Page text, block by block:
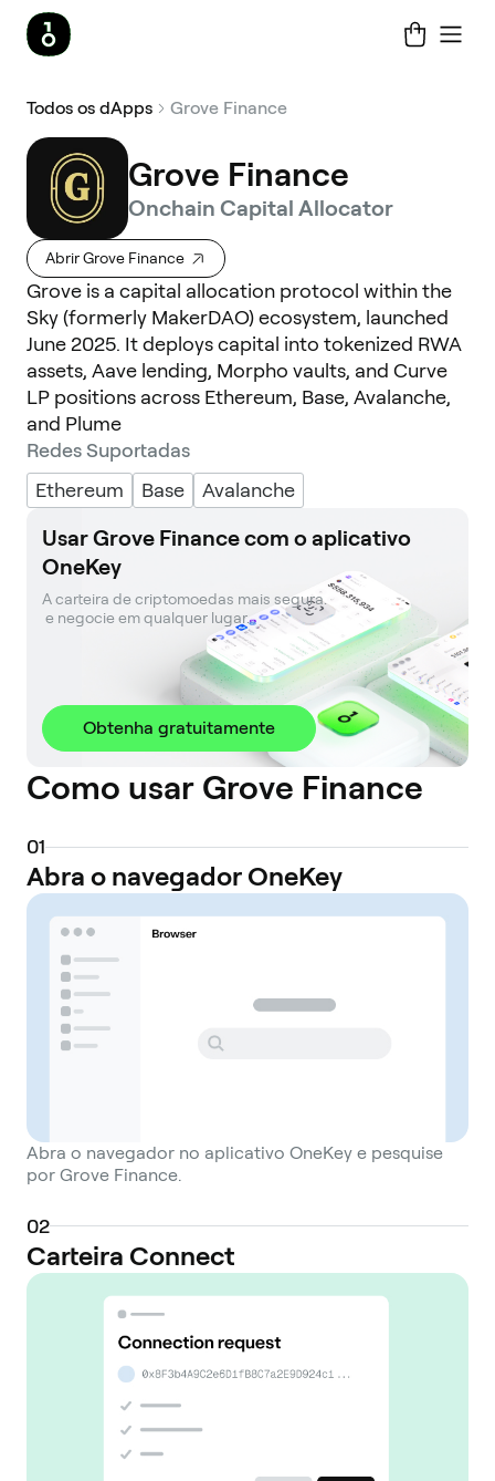
Todos os dApps Grove Finance
Grove Finance
Onchain Capital Allocator
Abrir Grove Finance
Grove is a capital allocation protocol within the
Sky (formerly MakerDAO) ecosystem, launched
June 2025. It deploys capital into tokenized RWA
assets, Aave lending, Morpho vaults, and Curve
LP positions across Ethereum, Base, Avalanche,
and Plume
Redes Suportadas
Ethereum
Base Avalanche
Usar Grove Finance com o aplicativo
OneKey
A carteira de criptomoedas mais segura.
e negocie em qualquer lugar.
Obtenha gratuitamente
Como usar Grove Finance
01
Abra o navegador OneKey
Abra o navegador no aplicativo OneKey e pesquise
por Grove Finance.
02
Carteira Connect